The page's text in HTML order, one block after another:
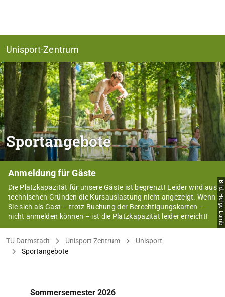
Unisport-Zentrum
Sportangebote
Anmeldung für Gäste
Die Platzkapazität für unsere Gäste ist begrenzt! Leider wird aus
technischen Gründen die Kursauslastung nicht angezeigt. Wenn
Sie sich als Gast – trotz Buchung der Berechtigungskarten –
nicht anmelden können – ist die Platzkapazität leider erreicht!
Bild: Helge Lamb
Sie befinden sich hier:
TU Darmstadt Unisport Zentrum
Unisport
Sportangebote
Sommersemester 2026